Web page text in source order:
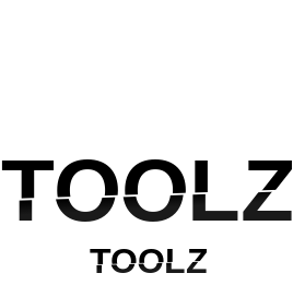
TOOLZ
TOOLZ
TOOLZ
TOOLZ